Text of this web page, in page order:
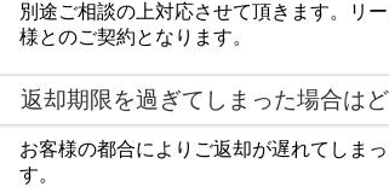
別途ご相談の上対応させて頂きます。リ
様とのご契約となります。
返却期限を過ぎてしまった場合は
お客様の都合によりご返却が遅れてしま
す。